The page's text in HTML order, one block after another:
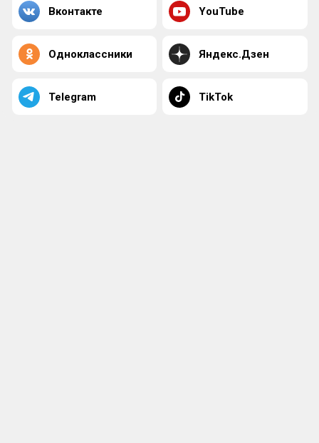
Вконтакте YouTube
Одноклассники Яндекс.Дзен
Telegram TikTok